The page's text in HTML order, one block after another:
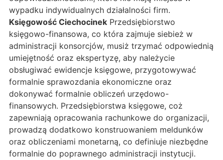
wypadku indywidualnych działalności firm.
Księgowość Ciechocinek Przedsiębiorstwo
księgowo-finansowa, co która zajmuje siebież w
administracji konsorcjów, musiż trzymać odpowiednią
umiejętność oraz ekspertyzę, aby należycie
obsługiwać ewidencje księgowe, przygotowywać
formalnie sprawozdania ekonomiczne oraz
dokonywać formalnie obliczeń urzędowo-
finansowych. Przedsiębiorstwa księgowe, coż
zapewniają opracowania rachunkowe do organizacji,
prowadzą dodatkowo konstruowaniem meldunków
oraz obliczeniami monetarną, co definiuje niezbędne
formalnie do poprawnego administracji instytucji.